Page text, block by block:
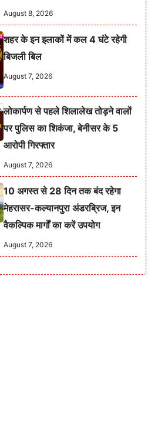
86001 | निष्पक्ष, निर्भीक और विश्वसनीय
August 8, 2026
शहर के इन इलाकों में कल 4 घंटे रहेगी
बिजली बिल
August 7, 2026
लोकार्पण से पहले शिलालेख तोड़ने वालों
पर पुलिस का शिकंजा, बेनीसर के 5
आरोपी गिरफ्तार
August 7, 2026
10 अगस्त से 28 दिन तक बंद रहेगा
मेहरासर-कल्यानपुरा अंडरब्रिज, इन
वैकल्पिक मार्गों का करें उपयोग
August 7, 2026